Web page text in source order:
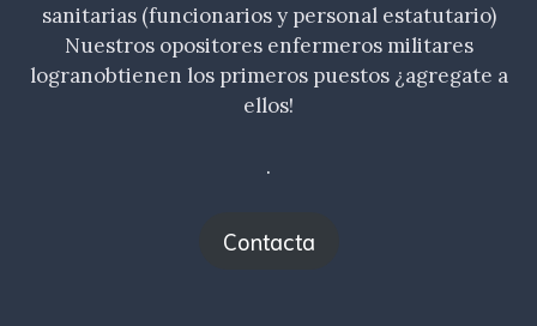
sanitarias (funcionarios y personal estatutario)
Nuestros opositores enfermeros militares
logranobtienen los primeros puestos ¿agregate a
ellos!
.
Contacta